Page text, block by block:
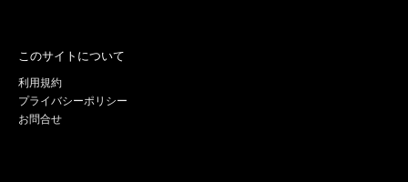
このサイトについて
利用規約
プライバシーポリシー
お問合せ